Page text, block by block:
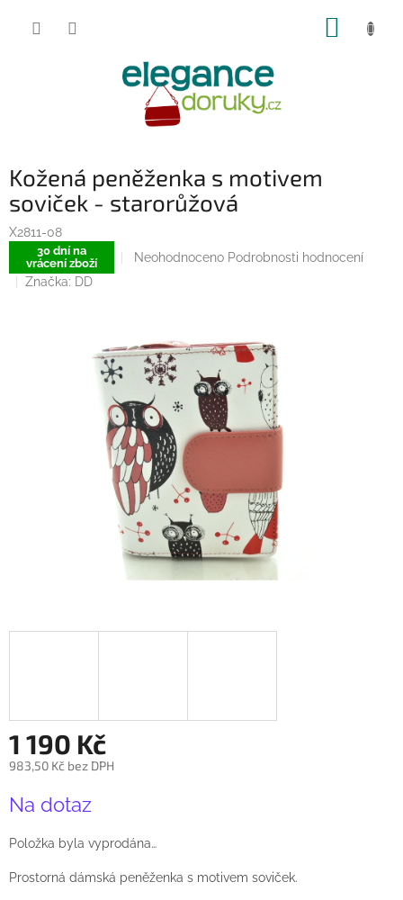
Kožená peněženka s motivem
soviček - starorůžová
X2811-08
30 dní na
vrácení zboží
Průměrné
5
hvězdiček.
Neohodnoceno Podrobnosti hodnocení
Značka: DD
1 190 Kč
983,50 Kč bez DPH
cena:
Na dotaz
Položka byla vyprodána…
Prostorná dámská peněženka s motivem soviček.